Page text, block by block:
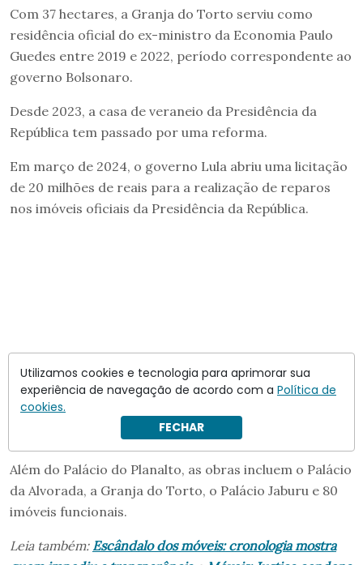
Com 37 hectares, a Granja do Torto serviu como
residência oficial do ex-ministro da Economia Paulo
Guedes entre 2019 e 2022, período correspondente ao
governo Bolsonaro.
Desde 2023, a casa de veraneio da Presidência da
República tem passado por uma reforma.
Em março de 2024, o governo Lula abriu uma licitação
de 20 milhões de reais para a realização de reparos
nos imóveis oficiais da Presidência da República.
Além do Palácio do Planalto, as obras incluem o Palácio
da Alvorada, a Granja do Torto, o Palácio Jaburu e 80
imóveis funcionais.
Leia também: Escândalo dos móveis: cronologia mostra
Utilizamos cookies e tecnologia para aprimorar sua
experiência de navegação de acordo com a Política de
cookies.
FECHAR